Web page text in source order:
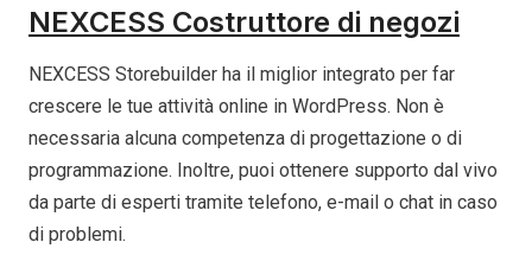
NEXCESS Costruttore di negozi
NEXCESS Storebuilder ha il miglior integrato per far
crescere le tue attività online in WordPress. Non è
necessaria alcuna competenza di progettazione o di
programmazione. Inoltre, puoi ottenere supporto dal vivo
da parte di esperti tramite telefono, e-mail o chat in caso
di problemi.